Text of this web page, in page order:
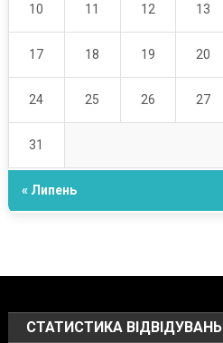
10 11 12 13
17 18 19 20
24 25 26 27
31
« Липень
СТАТИСТИКА ВІДВІДУВАНЬ